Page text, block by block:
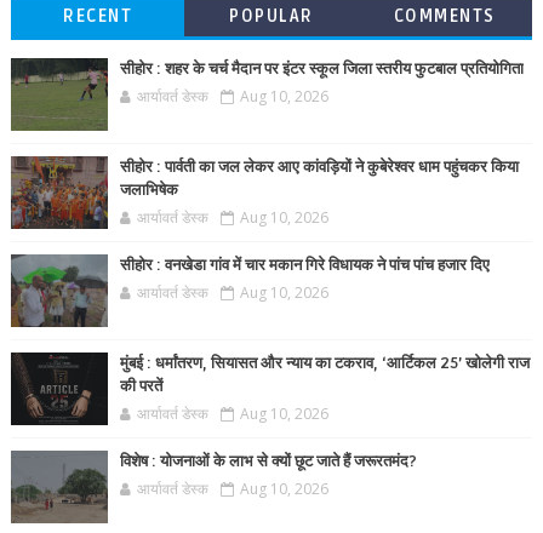
RECENT POPULAR COMMENTS
सीहोर : शहर के चर्च मैदान पर इंटर स्कूल जिला स्तरीय फुटबाल प्रतियोगिता
आर्यावर्त डेस्क Aug 10, 2026
सीहोर : पार्वती का जल लेकर आए कांवड़ियों ने कुबेरेश्वर धाम पहुंचकर किया
जलाभिषेक
आर्यावर्त डेस्क Aug 10, 2026
सीहोर : वनखेडा गांव में चार मकान गिरे विधायक ने पांच पांच हजार दिए
आर्यावर्त डेस्क Aug 10, 2026
मुंबई : धर्मांतरण, सियासत और न्याय का टकराव, ‘आर्टिकल 25’ खोलेगी राज
की परतें
आर्यावर्त डेस्क Aug 10, 2026
विशेष : योजनाओं के लाभ से क्यों छूट जाते हैं जरूरतमंद?
आर्यावर्त डेस्क Aug 10, 2026